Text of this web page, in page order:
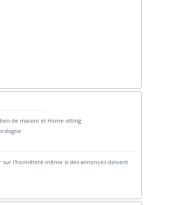
de maison et Home sitting
sur l'honnêteté même si des annonces doivent